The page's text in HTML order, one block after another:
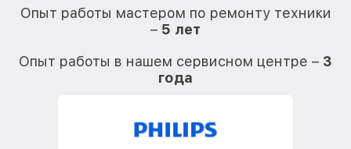
Опыт работы мастером по ремонту техники
– 5 лет
Опыт работы в нашем сервисном центре – 3
года